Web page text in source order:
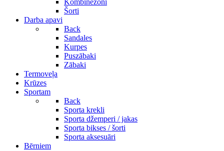
Kombinezoni
Šorti
Darba apavi
Back
Sandales
Kurpes
Puszābaki
Zābaki
Termoveļa
Krūzes
Sportam
Back
Sporta krekli
Sporta džemperi / jakas
Sporta bikses / šorti
Sporta aksesuāri
Bērniem